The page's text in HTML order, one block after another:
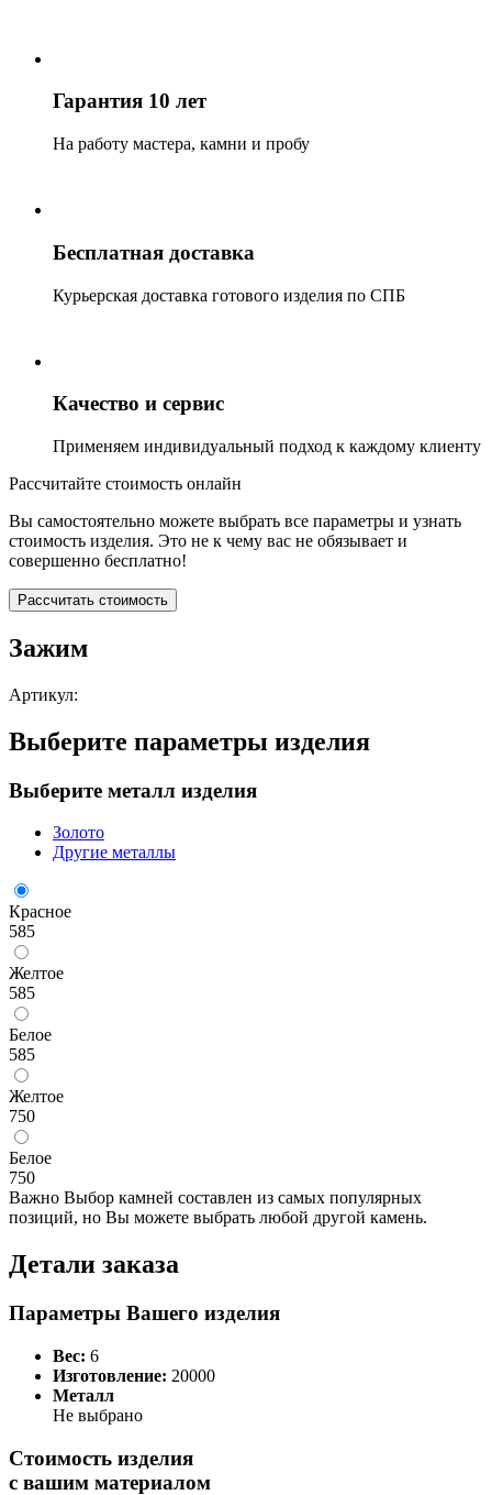
Гарантия 10 лет
На работу мастера, камни и пробу
Бесплатная доставка
Курьерская доставка готового изделия по СПБ
Качество и сервис
Применяем индивидуальный подход к каждому клиенту
Рассчитайте стоимость онлайн
Вы самостоятельно можете выбрать все параметры и узнать
стоимость изделия. Это не к чему вас не обязывает и
совершенно бесплатно!
Рассчитать стоимость
Зажим
Артикул:
Выберите параметры изделия
Выберите металл изделия
Золото
Другие металлы
Красное
585
Желтое
585
Белое
585
Желтое
750
Белое
750
Важно Выбор камней составлен из самых популярных
позиций, но Вы можете выбрать любой другой камень.
Детали заказа
Параметры Вашего изделия
Вес: 6
Изготовление: 20000
Металл
Не выбрано
Стоимость изделия
с вашим материалом